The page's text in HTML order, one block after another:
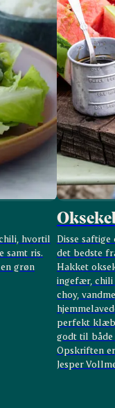
hvortil
samt ris.
grøn
Disse
det bedste
Hakket
ingefær, chili
choy,
perfekt
godt til både
Opskriften
Jesper